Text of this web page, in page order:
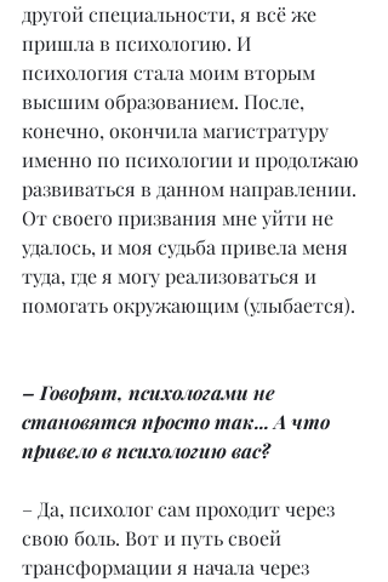
другой специальности, я всё же
пришла в психологию. И
психология стала моим вторым
высшим образованием. После,
конечно, окончила магистратуру
именно по психологии и продолжаю
развиваться в данном направлении.
От своего призвания мне уйти не
удалось, и моя судьба привела меня
туда, где я могу реализоваться и
помогать окружающим (улыбается).
– Говорят, психологами не
становятся просто так... А что
привело в психологию вас?
– Да, психолог сам проходит через
свою боль. Вот и путь своей
трансформации я начала через